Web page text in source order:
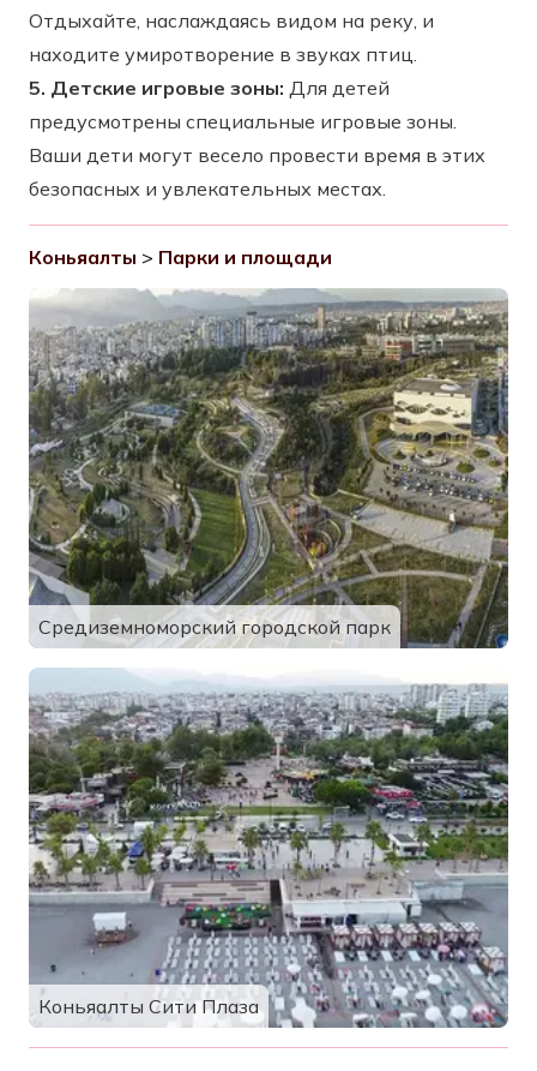
Отдыхайте, наслаждаясь видом на реку, и
находите умиротворение в звуках птиц.
5. Детские игровые зоны: Для детей
предусмотрены специальные игровые зоны.
Ваши дети могут весело провести время в этих
безопасных и увлекательных местах.
Коньяалты > Парки и площади
Средиземноморский городской парк
Коньяалты Сити Плаза